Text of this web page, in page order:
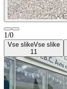
1/0
Vse slikeVse slike
11